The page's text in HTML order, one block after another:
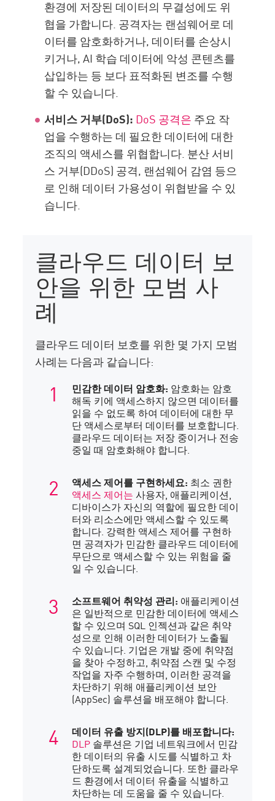
환경에 저장된 데이터의 무결성에도 위
협을 가합니다. 공격자는 랜섬웨어로 데
이터를 암호화하거나, 데이터를 손상시
키거나, AI 학습 데이터에 악성 콘텐츠를
삽입하는 등 보다 표적화된 변조를 수행
할 수 있습니다.
서비스 거부(DoS): DoS 공격은 주요 작
업을 수행하는 데 필요한 데이터에 대한
조직의 액세스를 위협합니다. 분산 서비
스 거부(DDoS) 공격, 랜섬웨어 감염 등으
로 인해 데이터 가용성이 위협받을 수 있
습니다.
클라우드 데이터 보
안을 위한 모범 사
례
클라우드 데이터 보호를 위한 몇 가지 모범
사례는 다음과 같습니다:
민감한 데이터 암호화: 암호화는 암호
해독 키에 액세스하지 않으면 데이터를
읽을 수 없도록 하여 데이터에 대한 무
단 액세스로부터 데이터를 보호합니다.
클라우드 데이터는 저장 중이거나 전송
중일 때 암호화해야 합니다.
액세스 제어를 구현하세요: 최소 권한
액세스 제어는 사용자, 애플리케이션,
디바이스가 자신의 역할에 필요한 데이
터와 리소스에만 액세스할 수 있도록
합니다. 강력한 액세스 제어를 구현하
면 공격자가 민감한 클라우드 데이터에
무단으로 액세스할 수 있는 위험을 줄
일 수 있습니다.
소프트웨어 취약성 관리: 애플리케이션
은 일반적으로 민감한 데이터에 액세스
할 수 있으며 SQL 인젝션과 같은 취약
성으로 인해 이러한 데이터가 노출될
수 있습니다. 기업은 개발 중에 취약점
을 찾아 수정하고, 취약점 스캔 및 수정
작업을 자주 수행하며, 이러한 공격을
차단하기 위해 애플리케이션 보안
(AppSec) 솔루션을 배포해야 합니다.
데이터 유출 방지(DLP)를 배포합니다:
DLP 솔루션은 기업 네트워크에서 민감
한 데이터의 유출 시도를 식별하고 차
단하도록 설계되었습니다. 또한 클라우
드 환경에서 데이터 유출을 식별하고
차단하는 데 도움을 줄 수 있습니다.